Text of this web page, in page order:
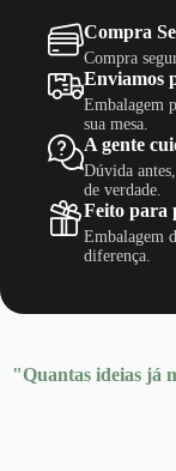
Compra
Compra
Enviamos
Embalagem
sua mesa.
A gente
Dúvida
de verdade.
Feito para
Embalagem
diferença.
"Quantas ideias já